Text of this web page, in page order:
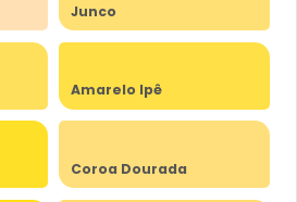
Junco
Amarelo Ipê
Coroa Dourada